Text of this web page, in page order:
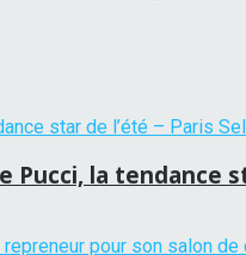
la tendance